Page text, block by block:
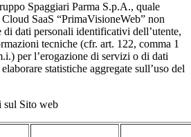
Spaggiari Parma S.p.A., quale
SaaS “PrimaVisioneWeb” non
di dati personali identificativi dell’utente,
tecniche (cfr. art. 122, comma 1
per l’erogazione di servizi o di dati
statistiche aggregate sull’uso del
sul Sito web